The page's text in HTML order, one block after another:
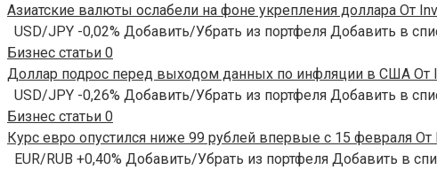
Азиатские валюты ослабели на фоне укрепления доллара От
USD/JPY -0,02% Добавить/Убрать из портфеля Добавить в
Бизнес статьи 0
Доллар подрос перед выходом данных по инфляции в США От
USD/JPY -0,26% Добавить/Убрать из портфеля Добавить в
Бизнес статьи 0
Курс евро опустился ниже 99 рублей впервые с 15 февраля От
EUR/RUB +0,40% Добавить/Убрать из портфеля Добавить в